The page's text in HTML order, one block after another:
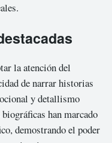
la atención del
de narrar historias
y detallismo
han marcado
demostrando el poder